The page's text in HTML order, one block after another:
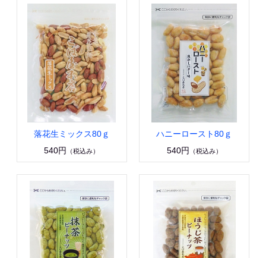
落花生ミックス80ｇ
540円
（税込み）
ハニーロースト80ｇ
540円
（税込み）